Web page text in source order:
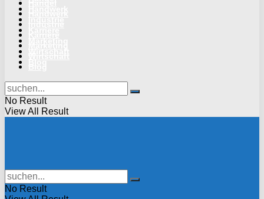
No Result
View All Result
No Result